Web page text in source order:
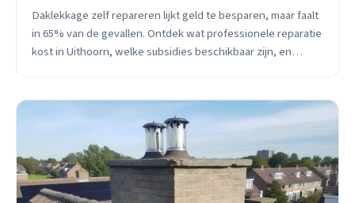
Daklekkage zelf repareren lijkt geld te besparen, maar faalt
in 65% van de gevallen. Ontdek wat professionele reparatie
kost in Uithoorn, welke subsidies beschikbaar zijn, en